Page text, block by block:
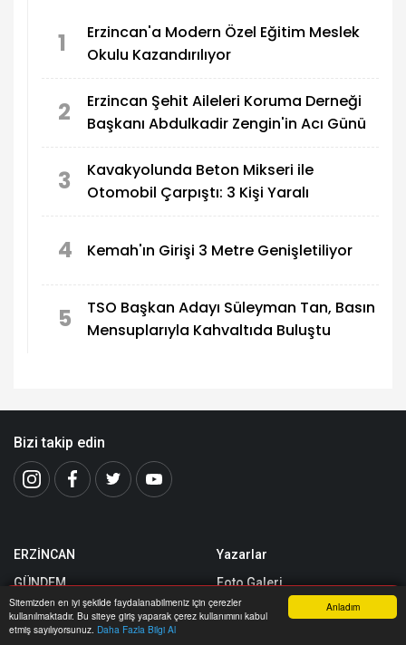
Anladım
Sitemizden en iyi şekilde faydalanabilmeniz için çerezler
kullanılmaktadır. Bu siteye giriş yaparak çerez kullanımını kabul
etmiş sayılıyorsunuz. Daha Fazla Bilgi Al
1
Erzincan'a Modern Özel Eğitim Meslek
Okulu Kazandırılıyor
2
Erzincan Şehit Aileleri Koruma Derneği
Başkanı Abdulkadir Zengin'in Acı Günü
3
Kavakyolunda Beton Mikseri ile
Otomobil Çarpıştı: 3 Kişi Yaralı
4 Kemah'ın Girişi 3 Metre Genişletiliyor
5
TSO Başkan Adayı Süleyman Tan, Basın
Mensuplarıyla Kahvaltıda Buluştu
Bizi takip edin
ERZİNCAN
GÜNDEM
SPOR
SİYASET
Yazarlar
Foto Galeri
Video Galeri
Anasayfa Yazarlar Haber Ara İhbar Hattı Menu